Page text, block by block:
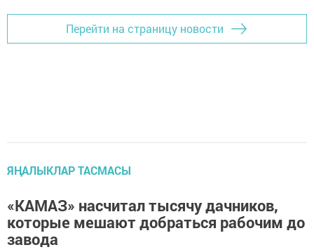
Перейти на страницу новости
ЯҢАЛЫКЛАР ТАСМАСЫ
«КАМАЗ» насчитал тысячу дачников,
которые мешают добраться рабочим до
завода